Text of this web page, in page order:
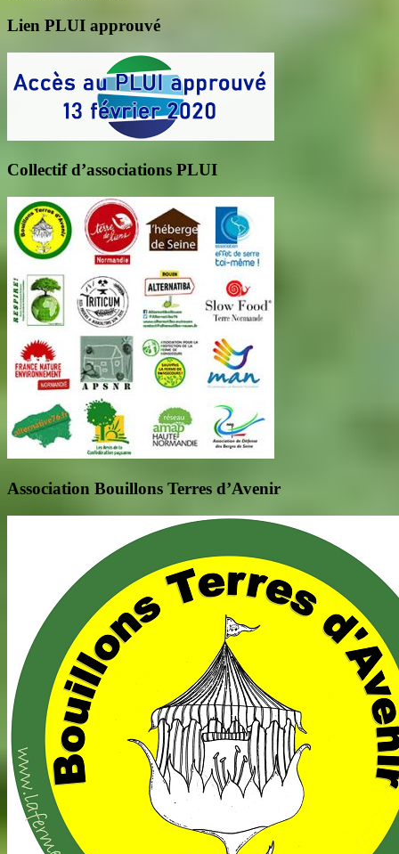
Lien PLUI approuvé
Collectif d’associations PLUI
Association Bouillons Terres d’Avenir